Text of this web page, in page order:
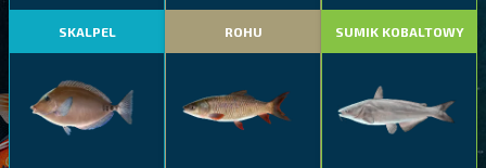
SKALPEL ROHU SUMIK KOBALTOWY